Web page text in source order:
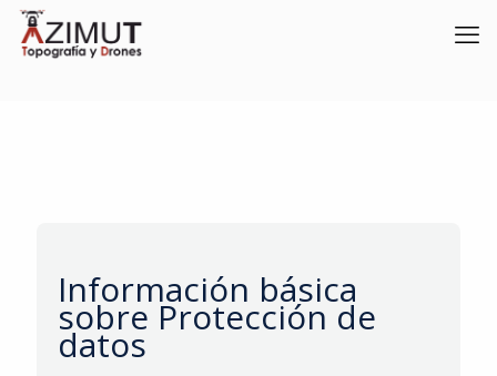
Información básica
sobre Protección de
datos